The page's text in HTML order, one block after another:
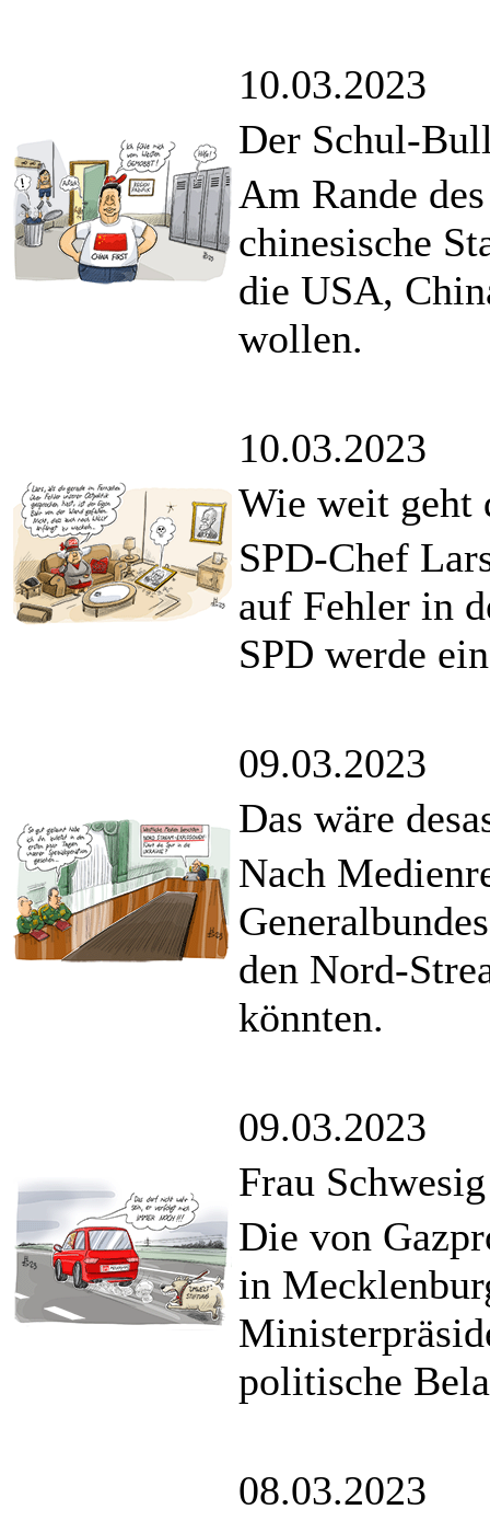
10.03.2023
Der Schul-
Am Rande
chinesische
die USA,
wollen.
10.03.2023
Wie weit geht
SPD-Chef
auf Fehler in
SPD werde
09.03.2023
Das wäre
Nach
den Nord-
könnten.
09.03.2023
Frau
Die von
in
politische
08.03.2023